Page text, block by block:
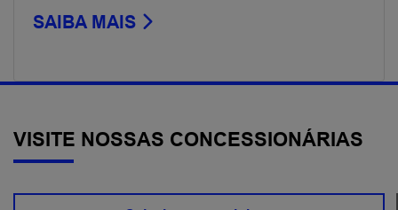
SAIBA MAIS
VISITE NOSSAS CONCESSIONÁRIAS